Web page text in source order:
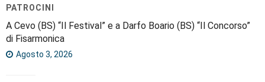
PATROCINI
A Cevo (BS) “Il Festival” e a Darfo Boario (BS) “Il Concorso”
di Fisarmonica
Agosto 3, 2026